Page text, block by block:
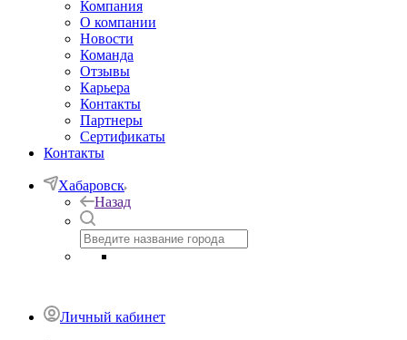
Компания
О компании
Новости
Команда
Отзывы
Карьера
Контакты
Партнеры
Сертификаты
Контакты
Хабаровск
Назад
Личный кабинет